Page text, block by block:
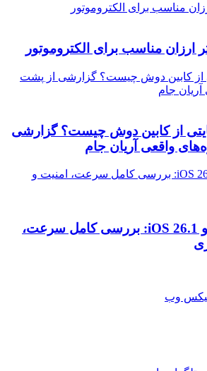
مناسب برای الکتروموتور
ارزان مناسب برای الکتروموتور
از کابین دوش چیست؟ گزارشی از پشت
جام
از کابین دوش چیست؟ گزارشی
واقعی آریان جام
مقایسه اندروید 16 و iOS 26.1: بررسی کامل سرعت، امنیت و
مقایسه اندروید 16 و iOS 26.1: بررسی کامل سرعت،
وب